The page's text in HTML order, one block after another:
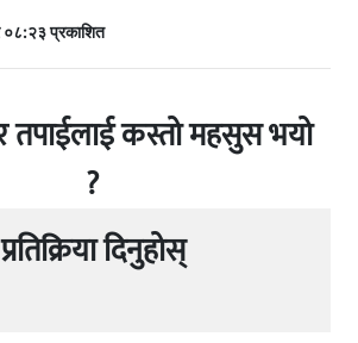
०८:२३ प्रकाशित
तपाईलाई कस्तो महसुस भयो
?
दिनुहोस्